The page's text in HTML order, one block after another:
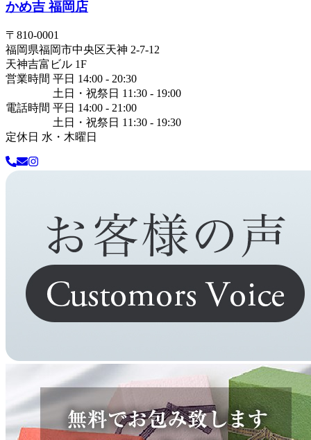
かめ吉 福岡店
〒 810-0001
福岡県福岡市中央区天神 2-7-12
天神吉富ビル 1F
営業時間 平日 14:00 - 20:30
土日・祝祭日 11:30 - 19:00
電話時間 平日 14:00 - 21:00
土日・祝祭日 11:30 - 19:30
定休日 水・木曜日